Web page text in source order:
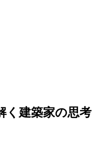
く建築家の思考